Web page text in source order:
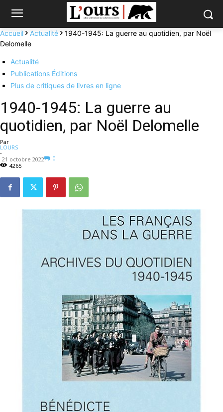
Accueil Actualité
1940-1945: La guerre au quotidien, par Noël
Delomelle
Actualité
Publications Éditions
Plus de critiques de livres en ligne
1940-1945: La guerre au
quotidien, par Noël Delomelle
Par
LOURS
-
21 octobre 2022
0
4265